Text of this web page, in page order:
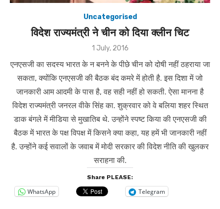
Uncategorised
विदेश राज्यमंत्री ने चीन को दिया क्लीन चिट
Posted
1 July, 2016
एनएसजी का सदस्य भारत के न बनने के पीछे चीन को दोषी नहीं ठहराया जा
सकता, क्योंकि एनएसजी की बैठक बंद कमरे में होती है. इस दिशा में जो
जानकारी आम आदमी के पास है, वह सही नहीं हो सकती. ऐसा मानना है
विदेश राज्यमंत्री जनरल वीके सिंह का. शुक्रवार को वे बलिया शहर स्थित
डाक बंगले में मीडिया से मुखातिब थे. उन्होंने स्पष्ट किया की एनएसजी की
बैठक में भारत के पक्ष विपक्ष में किसने क्या कहा, यह हमें भी जानकारी नहीं
है. उन्होंने कई सवालों के जवाब में मोदी सरकार की विदेश नीति की खुलकर
सराहना की.
Share PLEASE:
WhatsApp Telegram